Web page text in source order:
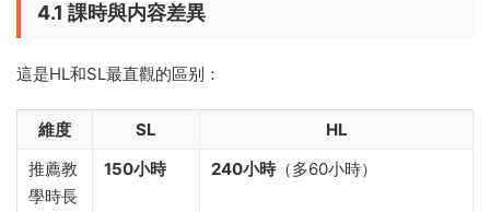
4.1 課時與内容差異
這是HL和SL最直觀的區别：
維度 SL
HL
推薦教
學時長
150小時 240小時（多60小時）